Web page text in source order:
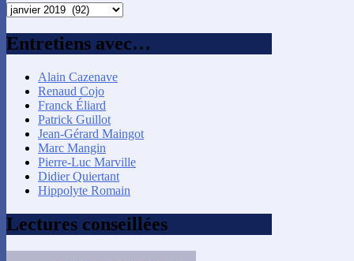
Recherche
mois
Entretiens avec…
Alain Cazenave
Renaud Cojo
Franck Éliard
Patrick Guillot
Jean-Gérard Maingot
Marc Mangin
Pierre-Luc Marville
Didier Quiertant
Hippolyte Romain
Lectures conseillées